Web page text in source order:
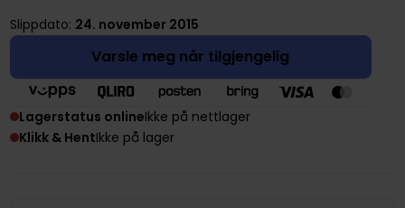
Slippdato: 24. november 2015
Varsle meg når tilgjengelig
Lagerstatus onlineIkke på nettlager
Klikk & HentIkke på lager